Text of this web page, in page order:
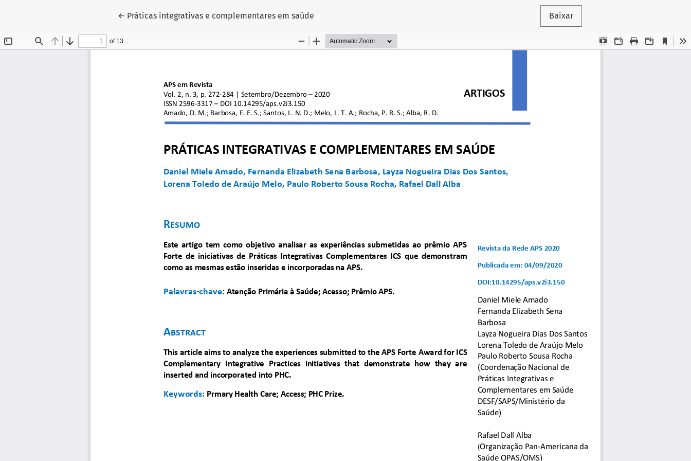
← Voltar aos Detalhes do Artigo
Práticas integrativas e complementares em saúde Baixar